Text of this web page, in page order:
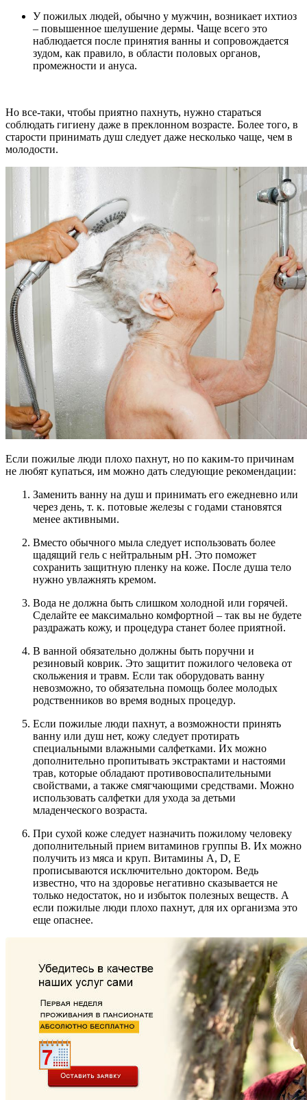
У пожилых людей, обычно у мужчин, возникает ихтиоз
– повышенное шелушение дермы. Чаще всего это
наблюдается после принятия ванны и сопровождается
зудом, как правило, в области половых органов,
промежности и ануса.
Но все-таки, чтобы приятно пахнуть, нужно стараться
соблюдать гигиену даже в преклонном возрасте. Более того, в
старости принимать душ следует даже несколько чаще, чем в
молодости.
Если пожилые люди плохо пахнут, но по каким-то причинам
не любят купаться, им можно дать следующие рекомендации:
Заменить ванну на душ и принимать его ежедневно или
через день, т. к. потовые железы с годами становятся
менее активными.
Вместо обычного мыла следует использовать более
щадящий гель с нейтральным pH. Это поможет
сохранить защитную пленку на коже. После душа тело
нужно увлажнять кремом.
Вода не должна быть слишком холодной или горячей.
Сделайте ее максимально комфортной – так вы не будете
раздражать кожу, и процедура станет более приятной.
В ванной обязательно должны быть поручни и
резиновый коврик. Это защитит пожилого человека от
скольжения и травм. Если так оборудовать ванну
невозможно, то обязательна помощь более молодых
родственников во время водных процедур.
Если пожилые люди пахнут, а возможности принять
ванну или душ нет, кожу следует протирать
специальными влажными салфетками. Их можно
дополнительно пропитывать экстрактами и настоями
трав, которые обладают противовоспалительными
свойствами, а также смягчающими средствами. Можно
использовать салфетки для ухода за детьми
младенческого возраста.
При сухой коже следует назначить пожилому человеку
дополнительный прием витаминов группы B. Их можно
получить из мяса и круп. Витамины A, D, E
прописываются исключительно доктором. Ведь
известно, что на здоровье негативно сказывается не
только недостаток, но и избыток полезных веществ. А
если пожилые люди плохо пахнут, для их организма это
еще опаснее.